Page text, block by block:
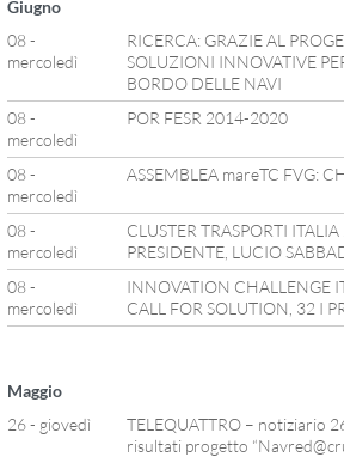
Giugno
08 -
mercoledì
RICERCA: GRAZIE AL
SOLUZIONI INNOVATIVE
BORDO DELLE NAVI
08 -
mercoledì
POR FESR 2014-2020
08 -
mercoledì
ASSEMBLEA mareTC FVG:
08 -
mercoledì
CLUSTER TRASPORTI
PRESIDENTE, LUCIO
08 -
mercoledì
INNOVATION CHALLENGE
CALL FOR SOLUTION, 32 I
Maggio
26 - giovedì
TELEQUATTRO – notiziario
risultati progetto